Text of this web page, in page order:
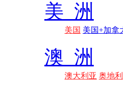
美 洲
美国 美国+加拿
澳 洲
澳大利亚 奥地利